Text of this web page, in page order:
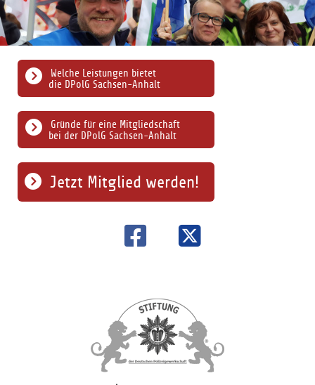
Gründe für eine Mitgliedschaft
bei der DPolG Sachsen-Anhalt
Welche Leistungen bietet
die DPolG Sachsen-Anhalt
Jetzt Mitglied werden!